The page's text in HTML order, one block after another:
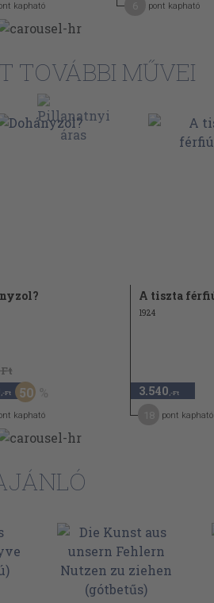
kapható pont kapható
TOVÁBBI MŰVEI
,-Ft 50
kapható
A tiszta
1924
3.540 ,-Ft
pont kapható